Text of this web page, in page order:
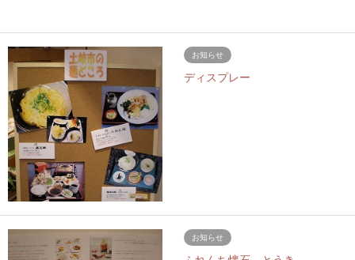
お知らせ
ディスプレー
お知らせ